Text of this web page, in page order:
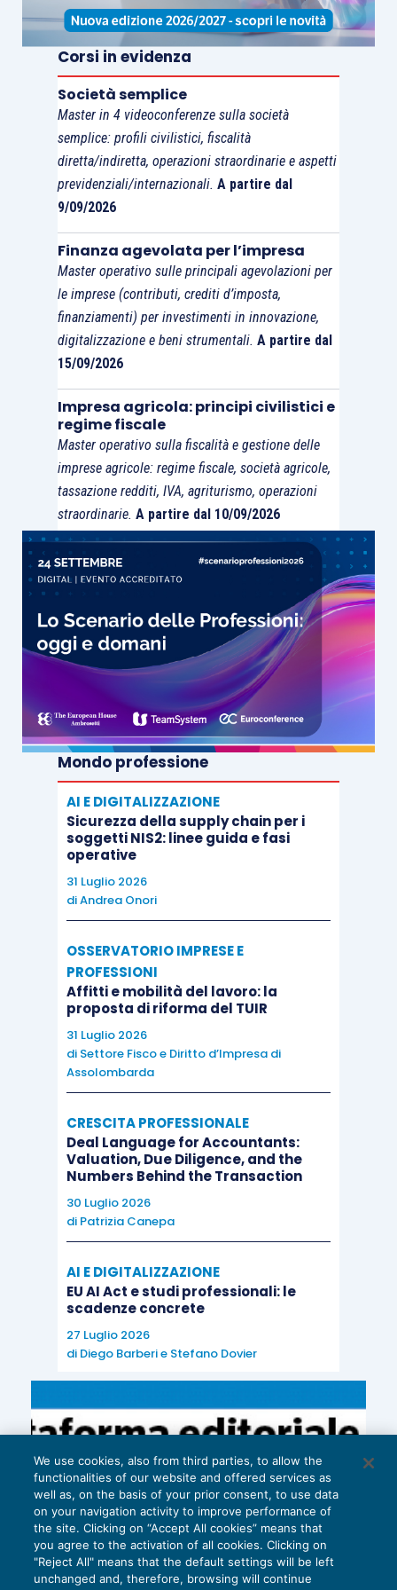
di unità (-7% rispetto al
2017) ed esportazioni
pari a 4.1 veicoli (-6%).
Non si conosce ancora
la scomposizione per
componenti del PIL di
T3 che verrà pubblicata
il 23 novembre, ma le
indicazioni dell’ufficio
federale di statistica
hanno confermatoil
rallentato della
domanda estera(con
un calo delle
esportazioni e un
aumento delle
importazioni), mentre a
livello di domanda
interna, i segnali sono
stati contrastanti con
la caduta della spesa
dei consumatori, a
fronte di un leggero
aumento del consumo
pubblico e di un più
marcato aumento in
investimenti
attrezzature e
costruzioni
. Il calo
delle esportazioni è
imputabile al calo della
domanda di automobili,
mentre il solido
guadagno nelle
importazioni indica una
certa forza della
suggerisce un rimbalzo
in T4. Inoltre, in
prospettiva, i dati
relativi alla produzione
di automobili sembrano
suggerire che circa la
metà del
deterioramento
rispetto a T2 rifletta
interruzione della
produzione nel settore
prima dell’entrata in
vigore procedure di
emissioni.Tuttavia, le
freno per il settore
tedesco, si
aggiungono il
rallentamento della
crescita cinese e le
continue tensioni
L’indice ZEW
di novembre
perdita di
slancio
dell’economia
tedesca
Survey CE:
fattori che
limitano la
produzione in
Germania
Germania
Corsi in evidenza
Società semplice
Master in 4 videoconferenze sulla società
semplice: profili civilistici, fiscalità
diretta/indiretta, operazioni straordinarie e aspetti
previdenziali/internazionali. A partire dal
9/09/2026
Finanza agevolata per l’impresa
Master operativo sulle principali agevolazioni per
le imprese (contributi, crediti d’imposta,
finanziamenti) per investimenti in innovazione,
digitalizzazione e beni strumentali. A partire dal
15/09/2026
Impresa agricola: principi civilistici e
regime fiscale
Master operativo sulla fiscalità e gestione delle
imprese agricole: regime fiscale, società agricole,
tassazione redditi, IVA, agriturismo, operazioni
straordinarie. A partire dal 10/09/2026
Mondo professione
AI E DIGITALIZZAZIONE
Sicurezza della supply chain per i
soggetti NIS2: linee guida e fasi
operative
31 Luglio 2026
diAndrea Onori
OSSERVATORIO IMPRESE E
PROFESSIONI
Affitti e mobilità del lavoro: la
proposta di riforma del TUIR
31 Luglio 2026
di Settore Fisco e Diritto d’Impresa di
Assolombarda
CRESCITA PROFESSIONALE
Deal Language for Accountants:
Valuation, Due Diligence, and the
Numbers Behind the Transaction
30 Luglio 2026
di Patrizia Canepa
AI E DIGITALIZZAZIONE
EU AI Act e studi professionali: le
scadenze concrete
27 Luglio 2026
di Diego Barberie Stefano Dovier
We use cookies, also from third parties, to allow the
functionalities of our website and offered services as
well as, on the basis of your prior consent, to use data
on your navigation activity to improve performance of
the site. Clicking on “Accept All cookies” means that
you agree to the activation of all cookies. Clicking on
"Reject All" means that the default settings will be left
unchanged and, therefore, browsing will continue